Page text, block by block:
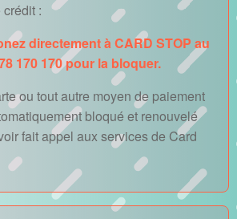
:
directement à CARD STOP au
170 170 pour la bloquer.
ou tout autre moyen de paiement
bloqué et renouvelé
fait appel aux services de Card